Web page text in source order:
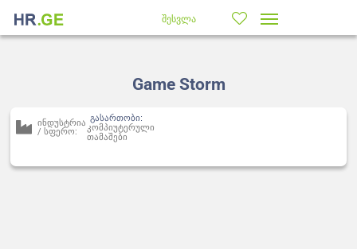
შესვლა
Game Storm
ინდუსტრია
/ სფერო:
გასართობი:
კომპიუტერული
თამაშები